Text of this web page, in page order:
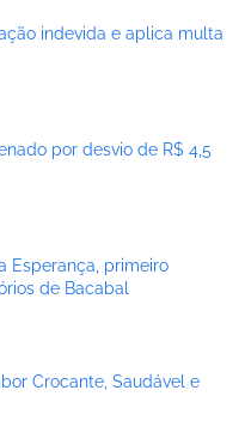
indevida e aplica multa
por desvio de R$ 4,5
Esperança, primeiro
de Bacabal
Crocante, Saudável e